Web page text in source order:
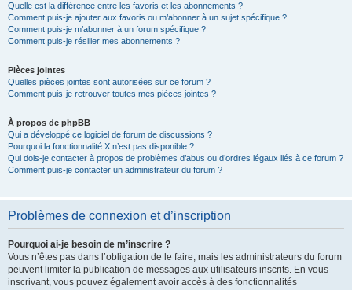
Quelle est la différence entre les favoris et les abonnements ?
Comment puis-je ajouter aux favoris ou m’abonner à un sujet spécifique ?
Comment puis-je m’abonner à un forum spécifique ?
Comment puis-je résilier mes abonnements ?
Pièces jointes
Quelles pièces jointes sont autorisées sur ce forum ?
Comment puis-je retrouver toutes mes pièces jointes ?
À propos de phpBB
Qui a développé ce logiciel de forum de discussions ?
Pourquoi la fonctionnalité X n’est pas disponible ?
Qui dois-je contacter à propos de problèmes d’abus ou d’ordres légaux liés à ce forum ?
Comment puis-je contacter un administrateur du forum ?
Problèmes de connexion et d’inscription
Pourquoi ai-je besoin de m’inscrire ?
Vous n’êtes pas dans l’obligation de le faire, mais les administrateurs du forum
peuvent limiter la publication de messages aux utilisateurs inscrits. En vous
inscrivant, vous pouvez également avoir accès à des fonctionnalités